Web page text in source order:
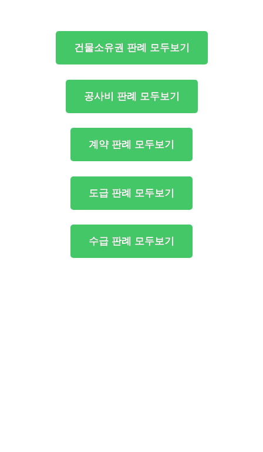
건물소유권 판례 모두보기
공사비 판례 모두보기
계약 판례 모두보기
도급 판례 모두보기
수급 판례 모두보기